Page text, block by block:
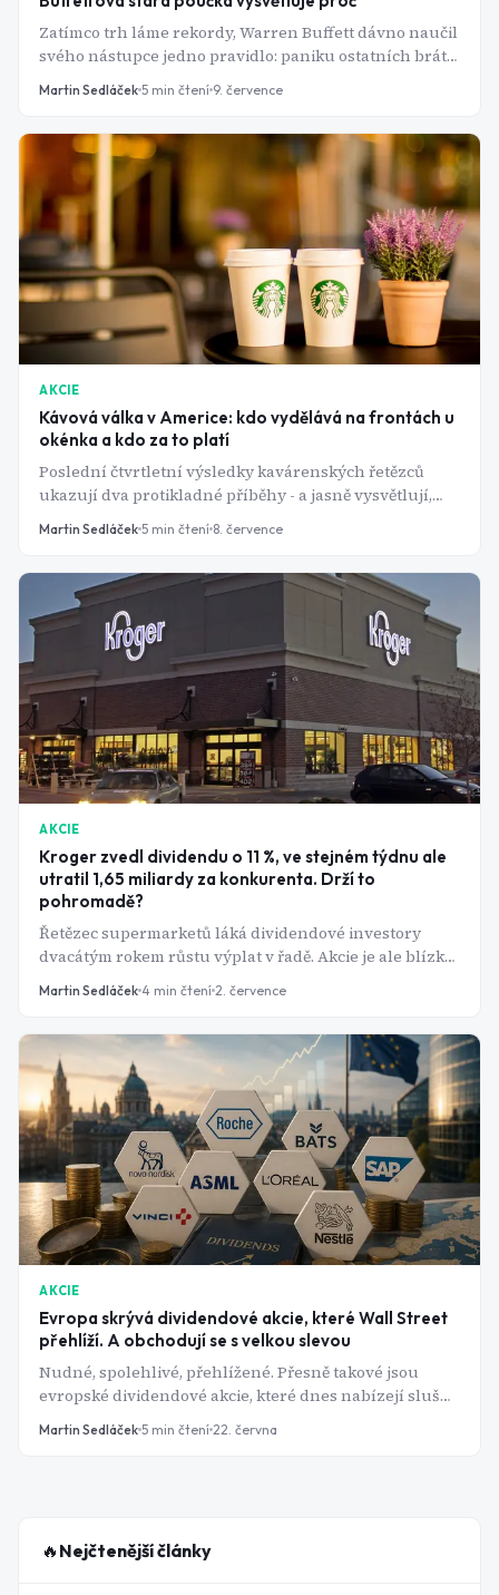
Zatímco trh láme rekordy, Warren Buffett dávno naučil
svého nástupce jedno pravidlo: paniku ostatních brát
jako příležitost. Čísla za poslední čtvrtletí to potvrzují.
Martin Sedláček 5 min čtení 9. července
AKCIE
Kávová válka v Americe: kdo vydělává na frontách u
okénka a kdo za to platí
Poslední čtvrtletní výsledky kavárenských řetězců
ukazují dva protikladné příběhy - a jasně vysvětlují,
proč trh odměňuje jednu firmu a trestá druhou.
Martin Sedláček 5 min čtení 8. července
AKCIE
Kroger zvedl dividendu o 11 %, ve stejném týdnu ale
utratil 1,65 miliardy za konkurenta. Drží to
pohromadě?
Řetězec supermarketů láká dividendové investory
dvacátým rokem růstu výplat v řadě. Akcie je ale blízko
ročního minima a otazníků přibývá.
Martin Sedláček 4 min čtení 2. července
AKCIE
Evropa skrývá dividendové akcie, které Wall Street
přehlíží. A obchodují se s velkou slevou
Nudné, spolehlivé, přehlížené. Přesně takové jsou
evropské dividendové akcie, které dnes nabízejí slušný
výnos a navrch výraznou slevu oproti své odhadované
Martin Sedláček 5 min čtení 22. června
🔥 Nejčtenější články